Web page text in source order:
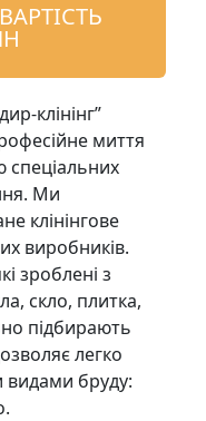
клінінг”
миття
спеціальних
Ми
клінінгове
виробників.
зроблені з
скло, плитка,
підбирають
легко
видами бруду: